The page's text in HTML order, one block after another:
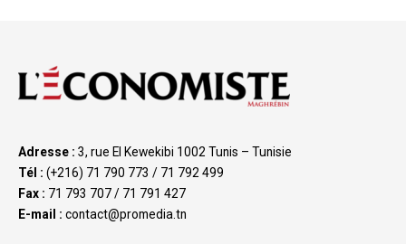
Adresse : 3, rue El Kewekibi 1002 Tunis – Tunisie
Tél : (+216) 71 790 773 / 71 792 499
Fax : 71 793 707 / 71 791 427
E-mail : contact@promedia.tn